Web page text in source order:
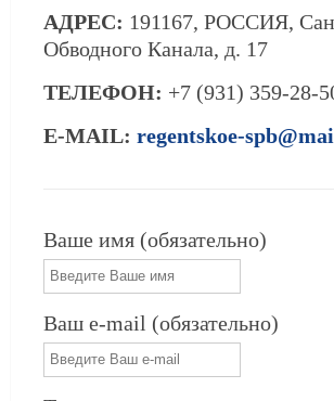
АДРЕС: 191167, РОССИЯ,
Обводного Канала, д. 17
ТЕЛЕФОН: +7 (931) 359-28-
E-MAIL: regentskoe-
Ваше имя (обязательно)
Ваш e-mail (обязательно)